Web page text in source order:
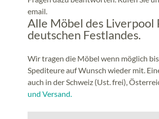
email.
Alle Möbel des
deutschen Festlandes.
Wir tragen die Möbel wenn möglich
Spediteure auf Wunsch wieder mit.
auch in der Schweiz (Ust. frei),
und Versand.